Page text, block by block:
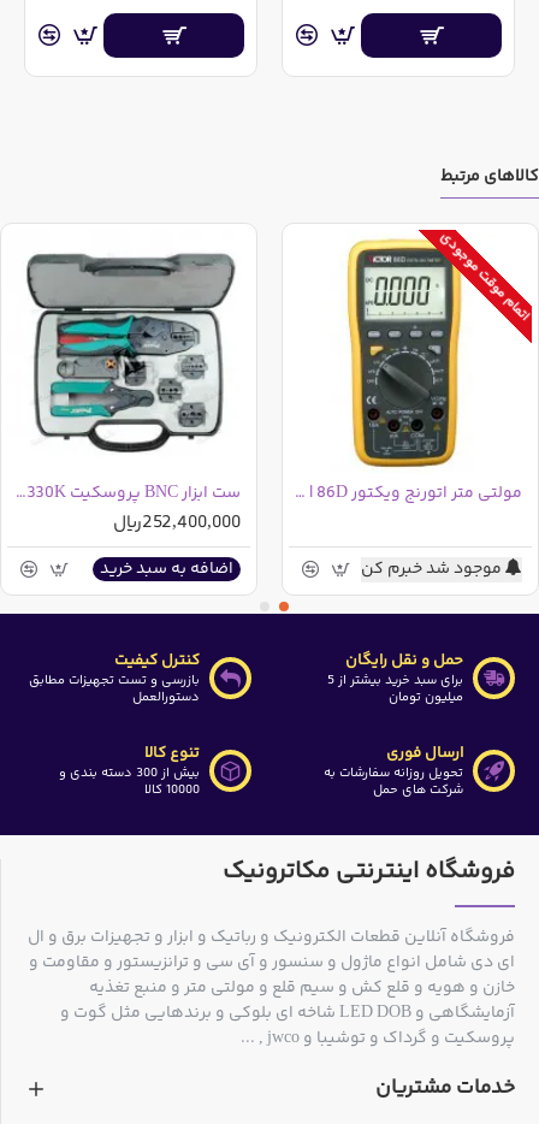
کالاهای مرتبط
اتمام موقت موجودی
مولتی متر اتورنج ویکتور 86C | 86D با خروجی USB
موجود شد خبرم کن
ست ابزار BNC پروسکیت 6PK-330K تایوانی
252,400,000ریال
اضافه به سبد خرید
حمل و نقل رایگان
برای سبد خرید بیشتر از 5
میلیون تومان
کنترل کیفیت
بازرسی و تست تجهیزات مطابق
دستورالعمل
ارسال فوری
تحویل روزانه سفارشات به
شرکت های حمل
تنوع کالا
بیش از 300 دسته بندی و
10000 کالا
فروشگاه اینترنتی مکاترونیک
فروشگاه آنلاین قطعات الکترونیک و رباتیک و ابزار و تجهیزات برق و ال
ای دی شامل انواع ماژول و سنسور و آی سی و ترانزیستور و مقاومت و
خازن و هویه و قلع کش و سیم قلع و مولتی متر و منبع تغذیه
آزمایشگاهی و LED DOB شاخه ای بلوکی و برندهایی مثل گوت و
پروسکیت و گرداک و توشیبا و jwco , ...
خدمات مشتریان